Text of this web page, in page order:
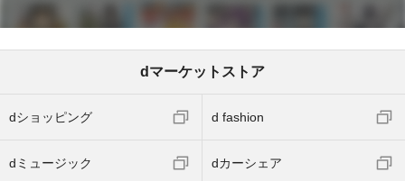
dマーケットストア
dショッピング d fashion
dミュージック dカーシェア